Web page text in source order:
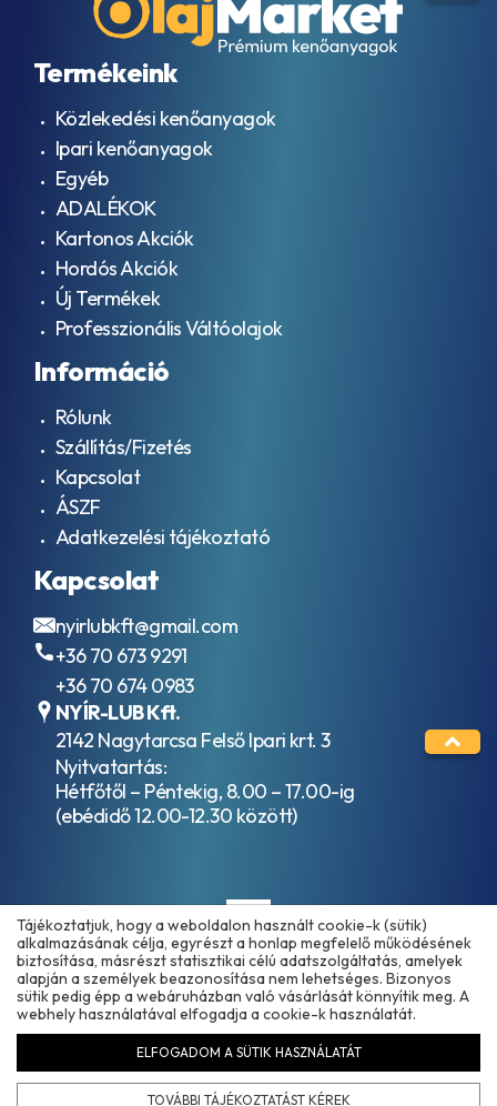
Termékeink
Közlekedési kenőanyagok
Ipari kenőanyagok
Egyéb
ADALÉKOK
Kartonos Akciók
Hordós Akciók
Új Termékek
Professzionális Váltóolajok
Információ
Rólunk
Szállítás/Fizetés
Kapcsolat
ÁSZF
Adatkezelési tájékoztató
Kapcsolat
nyirlubkft@gmail.com
+36 70 673 9291
+36 70 674 0983
NYÍR-LUB Kft.
2142 Nagytarcsa Felső Ipari krt. 3
Nyitvatartás:
Hétfőtől – Péntekig, 8.00 – 17.00-ig
(ebédidő 12.00-12.30 között)
Copyright © 2025 - 2026 www.olajmarket.hu
Árukereső.hu
Tájékoztatjuk, hogy a weboldalon használt cookie-k (sütik)
alkalmazásának célja, egyrészt a honlap megfelelő működésének
biztosítása, másrészt statisztikai célú adatszolgáltatás, amelyek
alapján a személyek beazonosítása nem lehetséges. Bizonyos
sütik pedig épp a webáruházban való vásárlását könnyítik meg. A
webhely használatával elfogadja a cookie-k használatát.
ELFOGADOM A SÜTIK HASZNÁLATÁT
TOVÁBBI TÁJÉKOZTATÁST KÉREK